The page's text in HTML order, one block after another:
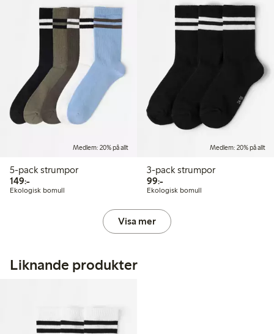
Medlem: 20% på allt
5-pack strumpor
149:-149,00 kr
Ekologisk bomull
Medlem: 20% på allt
3-pack strumpor
99:-99,00 kr
Ekologisk bomull
Visa mer
Liknande produkter